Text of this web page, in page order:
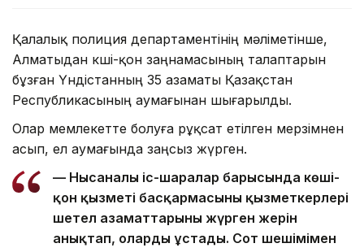
Қалалық полиция департаментінің мәліметінше,
Алматыдан көші-қон заңнамасының талаптарын
бұзған Үндістанның 35 азаматы Қазақстан
Республикасының аумағынан шығарылды.
Олар мемлекетте болуға рұқсат етілген мерзімнен
асып, ел аумағында заңсыз жүрген.
— Нысаналы іс-шаралар барысында көші-
қон қызметі басқармасының қызметкерлері
шетел азаматтарының жүрген жерін
анықтап, оларды ұстады. Сот шешімімен